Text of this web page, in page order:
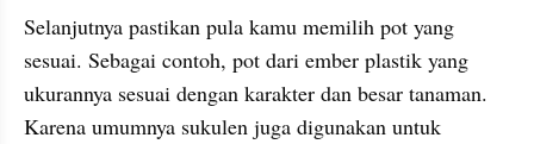
Selanjutnya pastikan pula kamu memilih pot yang
sesuai. Sebagai contoh, pot dari ember plastik yang
ukurannya sesuai dengan karakter dan besar tanaman.
Karena umumnya sukulen juga digunakan untuk